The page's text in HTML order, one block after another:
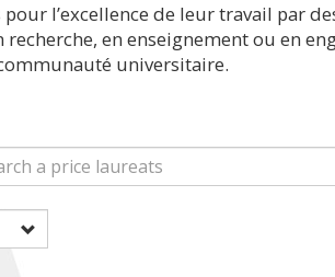
l’excellence de leur travail par
en enseignement ou en
universitaire.